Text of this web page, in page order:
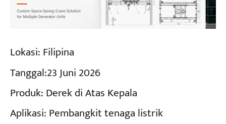
Lokasi: Filipina
Tanggal:23 Juni 2026
Produk: Derek di Atas Kepala
Aplikasi: Pembangkit tenaga listrik